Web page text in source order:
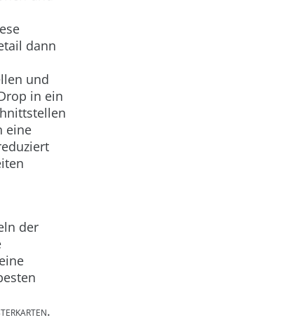
dann
und
in ein
eine
der
.